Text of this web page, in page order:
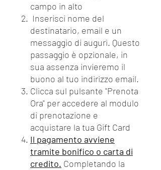
campo in alto
Inserisci nome del
destinatario, email e un
messaggio di auguri. Questo
passaggio è opzionale, in
sua assenza invieremo il
buono al tuo indirizzo email.
Clicca sul pulsante "Prenota
Ora" per accedere al modulo
di prenotazione e
acquistare la tua Gift Card
Il pagamento avviene
tramite bonifico o carta di
credito. Completando la